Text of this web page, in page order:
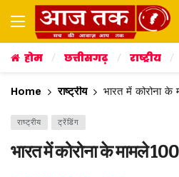
होम छत्तीसगढ़ राष्ट्रीय
Home राष्ट्रीय भारत में कोरोना
राष्ट्रीय ट्रेंडिंग
भारत में कोरोना के मामले